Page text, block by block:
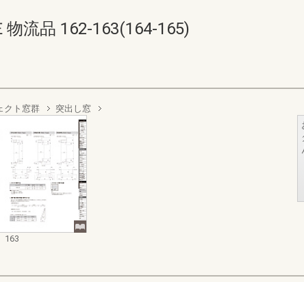
物流品 162-163(164-165)
クト窓群 突出し窓
163